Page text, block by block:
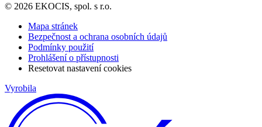
© 2026 EKOCIS, spol. s r.o.
Mapa stránek
Bezpečnost a ochrana osobních údajů
Podmínky použití
Prohlášení o přístupnosti
Resetovat nastavení cookies
Vyrobila